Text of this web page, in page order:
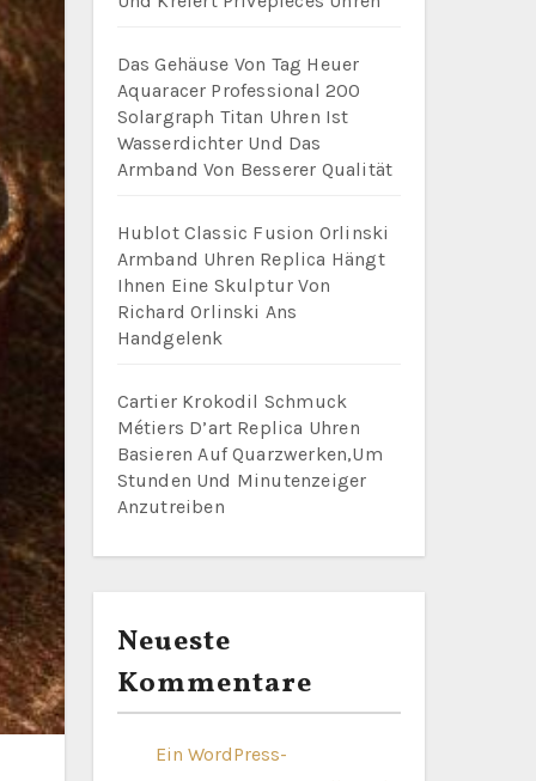
Das Gehäuse Von Tag Heuer
Aquaracer Professional 200
Solargraph Titan Uhren Ist
Wasserdichter Und Das
Armband Von Besserer Qualität
Hublot Classic Fusion Orlinski
Armband Uhren Replica Hängt
Ihnen Eine Skulptur Von
Richard Orlinski Ans
Handgelenk
Cartier Krokodil Schmuck
Métiers D’art Replica Uhren
Basieren Auf Quarzwerken,Um
Stunden Und Minutenzeiger
Anzutreiben
Neueste
Kommentare
Ein WordPress-